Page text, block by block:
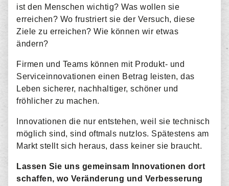
ist den Menschen wichtig? Was wollen sie
erreichen? Wo frustriert sie der Versuch, diese
Ziele zu erreichen? Wie können wir etwas
ändern?
Firmen und Teams können mit Produkt- und
Serviceinnovationen einen Betrag leisten, das
Leben sicherer, nachhaltiger, schöner und
fröhlicher zu machen.
Innovationen die nur entstehen, weil sie technisch
möglich sind, sind oftmals nutzlos. Spätestens am
Markt stellt sich heraus, dass keiner sie braucht.
Lassen Sie uns gemeinsam Innovationen dort
schaffen, wo Veränderung und Verbesserung